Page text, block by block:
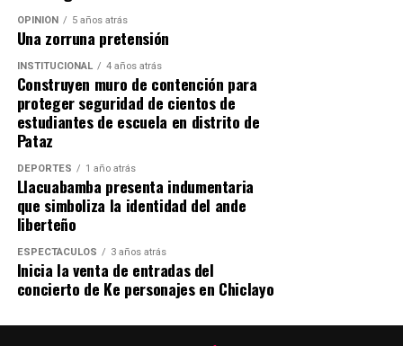
OPINIÓN 5 años atrás
Una zorruna pretensión
INSTITUCIONAL 4 años atrás
Construyen muro de contención para
proteger seguridad de cientos de
estudiantes de escuela en distrito de
Pataz
DEPORTES 1 año atrás
Llacuabamba presenta indumentaria
que simboliza la identidad del ande
liberteño
ESPECTÁCULOS 3 años atrás
Inicia la venta de entradas del
concierto de Ke personajes en Chiclayo